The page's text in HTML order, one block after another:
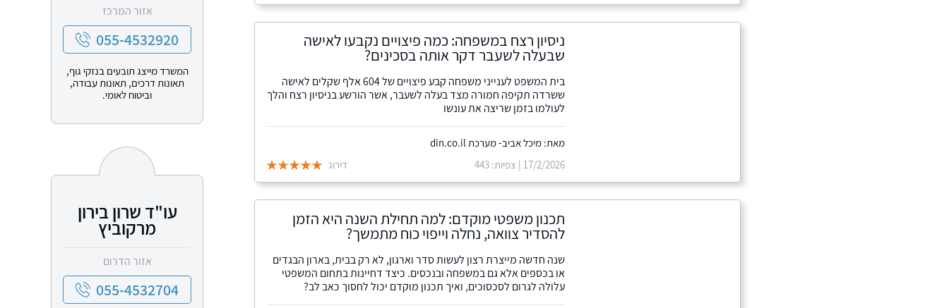
ניסיון רצח במשפחה: כמה פיצויים נקבעו לאישה
שבעלה לשעבר דקר אותה בסכינים?
בית המשפט לענייני משפחה קבע פיצויים של 604 אלף שקלים לאישה
ששרדה תקיפה חמורה מצד בעלה לשעבר, אשר הורשע בניסיון רצח והלך
לעולמו בזמן שריצה את עונשו
מאת: מיכל אביב- מערכת din.co.il
17/2/2026 | צפיות: 443
דירוג
תכנון משפטי מוקדם: למה תחילת השנה היא הזמן
להסדיר צוואה, נחלה וייפוי כוח מתמשך?
שנה חדשה מייצרת רצון לעשות סדר וארגון, לא רק בבית, בארון הבגדים
או בכספים אלא גם במשפחה ובנכסים. כיצד דחיינות בתחום המשפטי
עלולה לגרום לסכסוכים, ואיך תכנון מוקדם יכול לחסוך כאב לב?
אזור המרכז
055-4532920
המשרד מייצג תובעים בנזקי גוף,
תאונות דרכים, תאונות עבודה,
וביטוח לאומי.
עו"ד שרון בירון
מרקוביץ
אזור הדרום
055-4532704